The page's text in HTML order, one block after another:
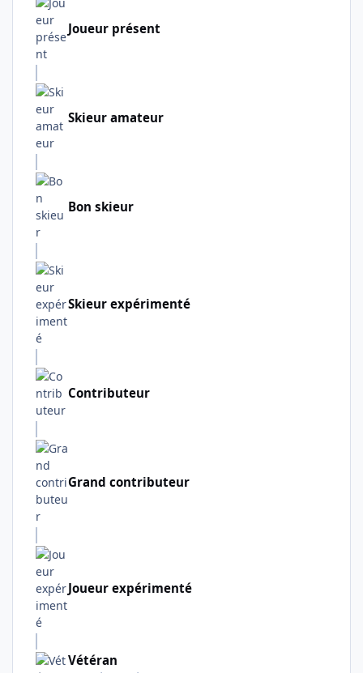
Joueur présent
Skieur amateur
Bon skieur
Skieur expérimenté
Contributeur
Grand contributeur
Joueur expérimenté
Vétéran